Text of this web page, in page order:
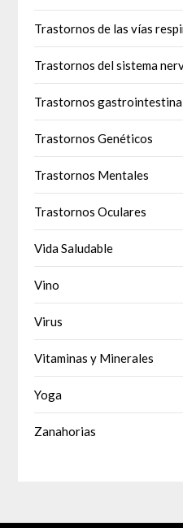
Trastornos de las vías
Trastornos del sistema
Trastornos
Trastornos Genéticos
Trastornos Mentales
Trastornos Oculares
Vida Saludable
Vino
Virus
Vitaminas y Minerales
Yoga
Zanahorias